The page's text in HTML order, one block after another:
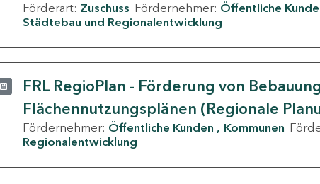
Förderart: Zuschuss Fördernehmer: Öffentliche
Städtebau und Regionalentwicklung
FRL RegioPlan - Förderung von
Flächennutzungsplänen (Regionale
Fördernehmer: Öffentliche Kunden Kommunen
Regionalentwicklung